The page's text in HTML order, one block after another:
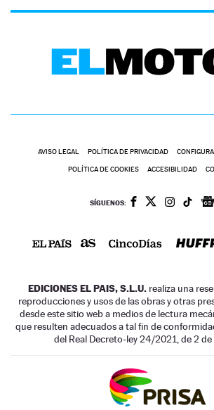
AVISO LEGAL POLÍTICA DE PRIVACIDAD
POLÍTICA DE COOKIES ACCESIBILIDAD
SÍGUENOS:
EDICIONES EL PAIS, S.L.U. realiza una
reproducciones y usos de las obras y otras
desde este sitio web a medios de lectura
que resulten adecuados a tal fin de
del Real Decreto-ley 24/2021, de 2